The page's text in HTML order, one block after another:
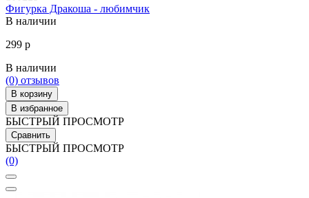
Фигурка Дракоша - любимчик
В наличии
299 р
В наличии
(0) отзывов
В корзину
В избранное
БЫСТРЫЙ ПРОСМОТР
Сравнить
БЫСТРЫЙ ПРОСМОТР
(0)